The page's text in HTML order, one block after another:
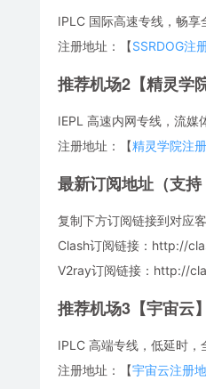
IPLC 国际高速专线，畅
注册地址：【SSRDOG注
推荐机场2【精灵学
IEPL 高速内网专线，流媒
注册地址：【精灵学院注
最新订阅地址（支持
复制下方订阅链接到对应客
Clash订阅链接：http://
V2ray订阅链接：http://
推荐机场3【宇宙云】
IPLC 高端专线，低延时
注册地址：【宇宙云注册